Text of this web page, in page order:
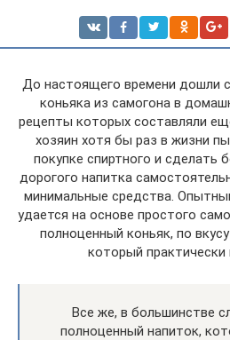
До настоящего времени дошли
коньяка из самогона в
рецепты которых составляли
хозяин хотя бы раз в жизни
покупке спиртного и сделать
дорогого напитка
минимальные средства.
удается на основе простого
полноценный коньяк, по
который
Все же, в большинстве
полноценный напиток,